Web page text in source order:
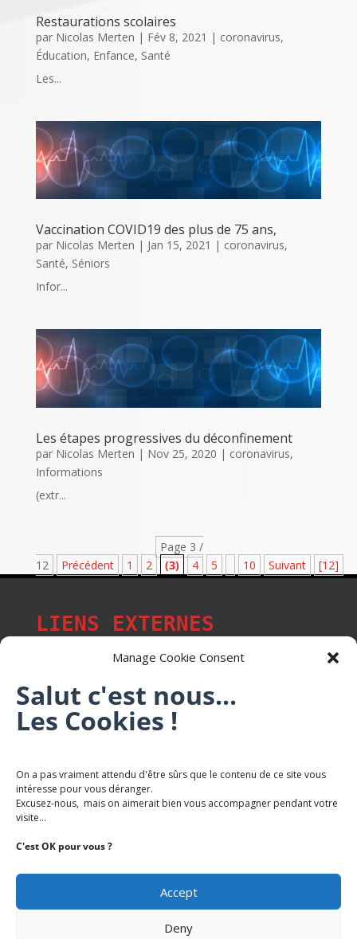
Manage Cookie Consent
Salut c'est nous...
Les Cookies !
On a pas vraiment attendu d'être sûrs que le contenu de ce site vous
intéresse pour vous déranger.
Excusez-nous, mais on aimerait bien vous accompagner pendant votre
visite...
C'est OK pour vous ?
Accept
Deny
Restaurations scolaires
par Nicolas Merten | Fév 8, 2021 | coronavirus,
Éducation, Enfance, Santé
Les...
Vaccination COVID19 des plus de 75 ans,
par Nicolas Merten | Jan 15, 2021 | coronavirus,
Santé, Séniors
Infor...
Les étapes progressives du déconfinement
par Nicolas Merten | Nov 25, 2020 | coronavirus,
Informations
(extr...
Page 3 /
12
Précédent 1 2 (3) 4 5 10 Suivant [12]
LIENS EXTERNES
Les p'tits citoyens de Mont-Saint-Martin
Trail Saintmartinois Daniel FEITE
Karaté Mont Saint Martin